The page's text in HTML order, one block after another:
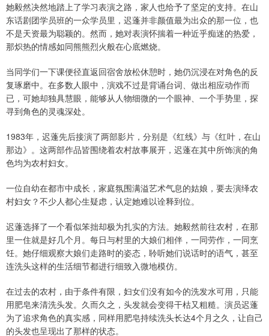
她毅然决然地踏上了学习表演之路，家人也给予了坚定的支持。在山
东话剧团学员班的一众学员里，迟蓬并非颜值最为出众的那一位，也
不是天资最为聪颖的。然而，她对表演怀揣着一种近乎痴迷的热爱，
那炽热的情感如同熊熊烈火般在心底燃烧。
当同学们一下课便径直返回宿舍放松休憩时，她仍沉浸在对角色的反
复琢磨中。在多数人眼中，演戏不过是背诵台词、做出相应动作而
已，可她却独具慧眼，能够从人物细微的一个眼神、一个手势里，探
寻到角色的灵魂深处。
1983年，迟蓬先后接演了两部影片，分别是《红线》与《红叶，在山
那边》。这两部作品皆围绕着农村故事展开，迟蓬在其中所饰演的角
色均为农村妇女。
一位自幼在都市中成长，家庭氛围满溢艺术气息的姑娘，要去演绎农
村妇女？不少人都心生疑虑，认定她难以诠释到位。
迟蓬选择了一个看似笨拙却极为扎实的方法。她毅然前往农村，在那
里一住就是好几个月。每日与村里的大娘们相伴，一同劳作，一同烹
饪。她仔细观察大娘们走路时的姿态，聆听她们说话时的语气，甚至
连洗头这样的生活细节都进行细致入微地模仿。
在过去的农村，由于条件有限，妇女们没有如今的洗发水可用，只能
用肥皂来清洗头发。久而久之，头发就会变得干枯又粗糙。演员迟蓬
为了追求角色的真实感，同样用肥皂持续洗头长达4个月之久，让自己
的头发也呈现出了那样的状态。